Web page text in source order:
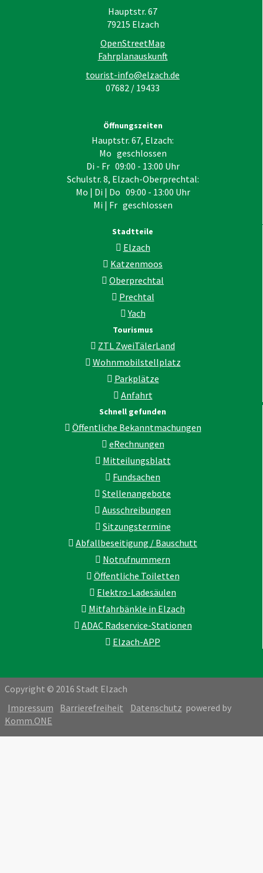
Hauptstr. 67
79215 Elzach
OpenStreetMap
Fahrplanauskunft
tourist-info@elzach.de
07682 / 19433
Öffnungszeiten
Hauptstr. 67, Elzach:
Mo geschlossen
Di - Fr 09:00 - 13:00 Uhr
Schulstr. 8, Elzach-Oberprechtal:
Mo | Di | Do 09:00 - 13:00 Uhr
Mi | Fr geschlossen
Stadtteile
Elzach
Katzenmoos
Oberprechtal
Prechtal
Yach
Tourismus
ZTL ZweiTälerLand
Wohnmobilstellplatz
Parkplätze
Anfahrt
Schnell gefunden
Öffentliche Bekanntmachungen
eRechnungen
Mitteilungsblatt
Fundsachen
Stellenangebote
Ausschreibungen
Sitzungstermine
Abfallbeseitigung / Bauschutt
Notrufnummern
Öffentliche Toiletten
Elektro-Ladesäulen
Mitfahrbänkle in Elzach
ADAC Radservice-Stationen
Elzach-APP
Copyright © 2016 Stadt Elzach
Impressum
Barrierefreiheit Datenschutz powered by
Komm.ONE